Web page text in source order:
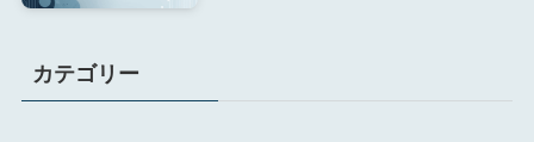
カテゴリー